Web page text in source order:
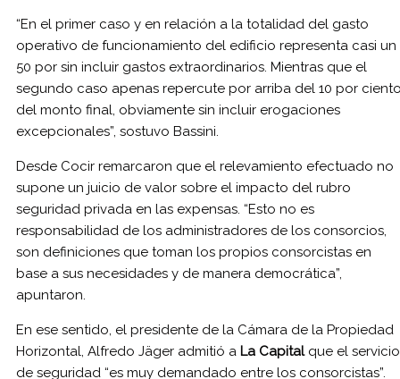
“En el primer caso y en relación a la totalidad del gasto
operativo de funcionamiento del edificio representa casi un
50 por sin incluir gastos extraordinarios. Mientras que el
segundo caso apenas repercute por arriba del 10 por
del monto final, obviamente sin incluir erogaciones
excepcionales”, sostuvo Bassini.
Desde Cocir remarcaron que el relevamiento efectuado no
supone un juicio de valor sobre el impacto del rubro
seguridad privada en las expensas. “Esto no es
responsabilidad de los administradores de los consorcios,
son definiciones que toman los propios consorcistas en
base a sus necesidades y de manera democrática”,
apuntaron.
En ese sentido, el presidente de la Cámara de la Propiedad
Horizontal, Alfredo Jäger admitió a La Capital que el servicio
de seguridad “es muy demandado entre los consorcistas”.